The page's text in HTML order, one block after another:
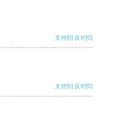
支持[0] 反对[0]
支持[0] 反对[0]